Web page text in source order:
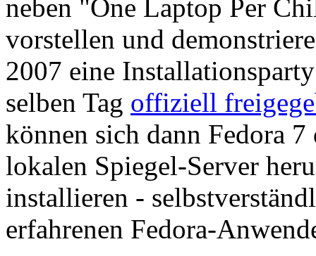
neben "One Laptop Per
vorstellen und
2007 eine
selben Tag offiziell
können sich dann Fedora
lokalen Spiegel-Server
installieren -
erfahrenen Fedora-